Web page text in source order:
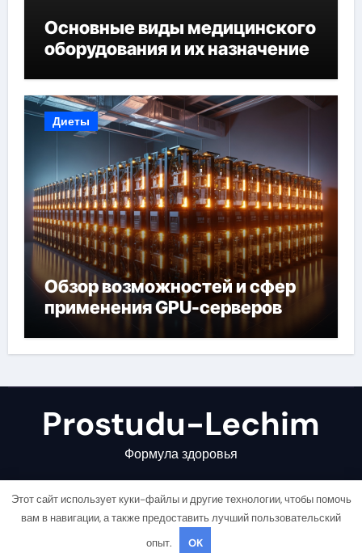
Основные виды медицинского
оборудования и их назначение
Диеты
Обзор возможностей и сфер
применения GPU-серверов
Prostudu-Lechim
Формула здоровья
Copyright © All rights reserved |
Этот сайт использует куки-файлы и другие технологии, чтобы помочь
вам в навигации, а также предоставить лучший пользовательский
опыт.
OK